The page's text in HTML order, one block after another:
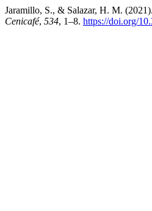
Jaramillo, S., & Salazar, H. M.
Cenicafé, 534, 1–8. https://doi.org/